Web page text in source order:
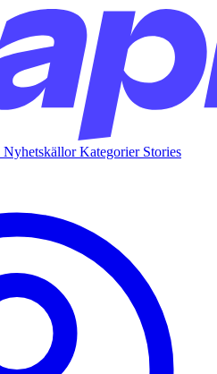
NyhetskällorKategorier Stories